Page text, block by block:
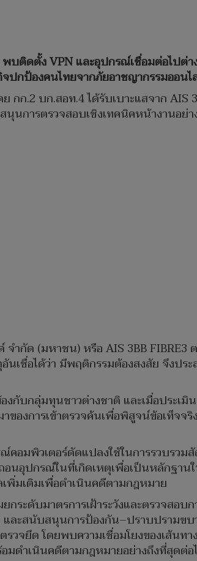
บติดตั้ง VPN และอุปกรณ์เชื่อมต่อไปต่า
ปกป้องคนไทยจากภัยอาชญากรรมออน
กก.2 บก.สอท.4 ได้รับเบาะแสจาก AIS
นการตรวจสอบเชิงเทคนิคหน้างานอย่
กัด (มหาชน) หรือ AIS 3BB FIBRE3
เชื่อได้ว่า มีพฤติกรรมต้องสงสัย จึงปร
งกับกลุ่มทุนชาวต่างชาติ และเมื่อประเมิ
องการเข้าตรวจค้นเพื่อพิสูจน์ข้อเท็จจริ
คอมพิวเตอร์ดัดแปลงใช้ในการรวบรว
อุปกรณ์ในที่เกิดเหตุเพื่อเป็นหลักฐาน
พิ่มเติมเพื่อดำเนินคดีตามกฎหมาย
ระดับมาตรการเฝ้าระวังและตรวจสอบ
และสนับสนุนการป้องกัน–ปราบปรามข
จยึด โดยพบความเชื่อมโยงของเส้นทา
มดำเนินคดีตามกฎหมายอย่างถึงที่สุดต่อ